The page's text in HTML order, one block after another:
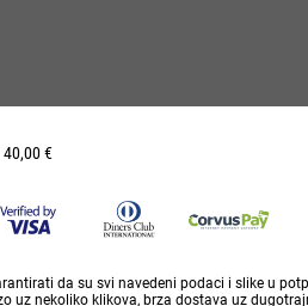
€
da su svi navedeni podaci i slike u
uz nekoliko klikova, brza dostava uz